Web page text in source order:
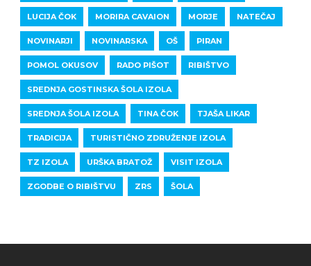
LUCIJA ČOK MORIRA CAVAION MORJE NATEČAJ
NOVINARJI NOVINARSKA OŠ PIRAN
POMOL OKUSOV RADO PIŠOT RIBIŠTVO
SREDNJA GOSTINSKA ŠOLA IZOLA
SREDNJA ŠOLA IZOLA TINA ČOK TJAŠA LIKAR
TRADICIJA TURISTIČNO ZDRUŽENJE IZOLA
TZ IZOLA URŠKA BRATOŽ VISIT IZOLA
ZGODBE O RIBIŠTVU ZRS ŠOLA